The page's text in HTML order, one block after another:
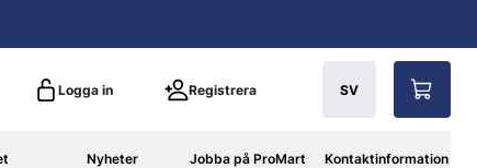
Logga in Registrera SV
Nyheter Jobba på ProMart Kontaktinformation